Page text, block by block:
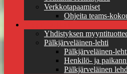
Verkkotapaamiset
Ohjeita teams-
Yhdistyksen
Pälkjärveläinen-lehti
Pälkjärveläinen-
Henkilö- ja
Pälkjärveläinen